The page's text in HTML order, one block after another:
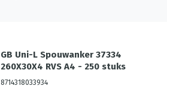
GB Uni-L Spouwanker 37334
260X30X4 RVS A4 - 250 stuks
8714318033934